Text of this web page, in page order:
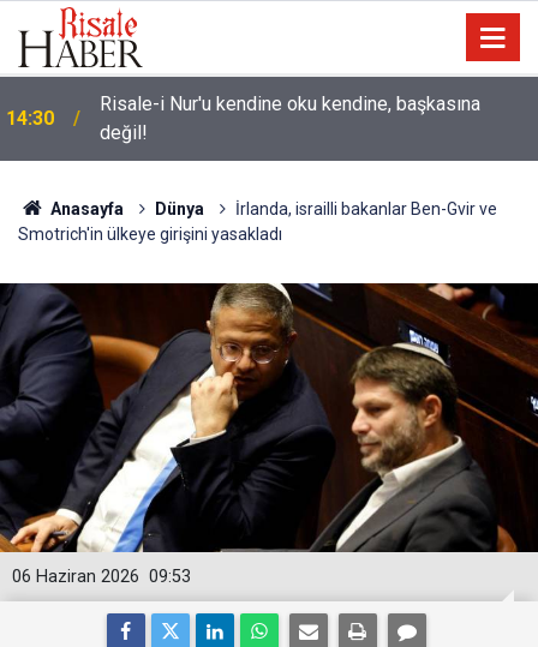
14:00
Üniversite adaylarına 'Sosyal medyanın
yönlendirdiği tercihler kariyeri riske atabilir' uyarısı
Anasayfa Dünya
İrlanda, israilli bakanlar Ben-Gvir ve
Smotrich'in ülkeye girişini yasakladı
09:53
06 Haziran 2026